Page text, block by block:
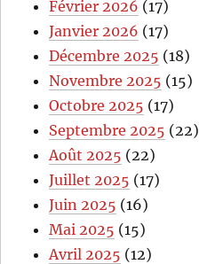
Février 2026 (17)
Janvier 2026 (17)
Décembre 2025 (18)
Novembre 2025 (15)
Octobre 2025 (17)
Septembre 2025 (22)
Août 2025 (22)
Juillet 2025 (17)
Juin 2025 (16)
Mai 2025 (15)
Avril 2025 (12)